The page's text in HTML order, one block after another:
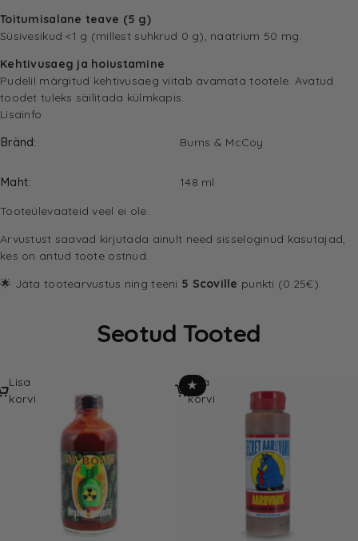
Toitumisalane teave (5 g)
Süsivesikud <1 g (millest suhkrud 0 g), naatrium 50 mg.
Kehtivusaeg ja hoiustamine
Pudelil märgitud kehtivusaeg viitab avamata tootele. Avatud
toodet tuleks säilitada külmkapis.
Lisainfo
Bränd
Burns & McCoy
Maht
148 ml
Tooteülevaateid veel ei ole.
Arvustust saavad kirjutada ainult need sisseloginud kasutajad,
kes on antud toote ostnud.
🌟 Jäta tootearvustus ning teeni 5 Scoville punkti (0.25€).
Seotud Tooted
Lisa
korvi
★
Lisa
korvi